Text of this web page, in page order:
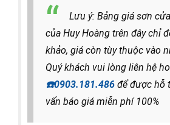
Lưu ý: Bảng giá sơn
của Huy Hoàng trên đây chỉ
khảo, giá còn tùy thuộc vào
Quý khách vui lòng liên hệ
☎️0903.181.486 để được hỗ
vấn báo giá miễn phí 100%